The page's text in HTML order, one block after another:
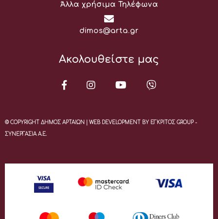
Άλλα χρήσιμα Τηλέφωνα
Email:
dimos@arta.gr
Ακολουθείστε μας
© COPYRIGHT ΔΗΜΟΣ ΑΡΤΑΙΩΝ | WEB DEVELOPMENT BY ΕΓΚΡΙΤΟΣ GROUP -
ΣΥΝΕΡΓΑΣΙΑ Α.Ε.